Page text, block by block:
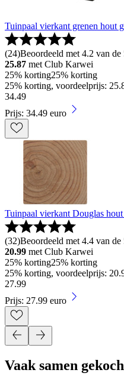
Tuinpaal vierkant grenen hout
(24)Beoordeeld met 4.2 van
25.87 met Club Karwei
25% korting25% korting
25% korting, voordeelprijs:
34.49
Prijs: 34.49 euro
Tuinpaal vierkant Douglas
(32)Beoordeeld met 4.4 van
20.99 met Club Karwei
25% korting25% korting
25% korting, voordeelprijs:
27.99
Prijs: 27.99 euro
Vaak samen